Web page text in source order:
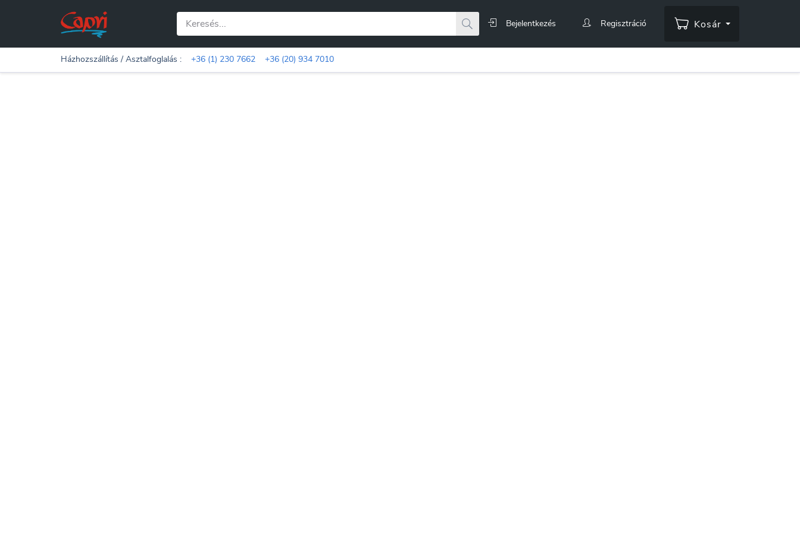
Bejelentkezés Regisztráció Kosár
Házhozszállítás / Asztalfoglalás : +36 (1) 230 7662 +36 (20) 934 7010